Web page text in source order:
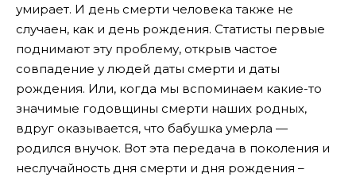
умирает. И день смерти человека также не
случаен, как и день рождения. Статисты первые
поднимают эту проблему, открыв частое
совпадение у людей даты смерти и даты
рождения. Или, когда мы вспоминаем какие-то
значимые годовщины смерти наших родных,
вдруг оказывается, что бабушка умерла —
родился внучок. Вот эта передача в поколения и
неслучайность дня смерти и дня рождения –